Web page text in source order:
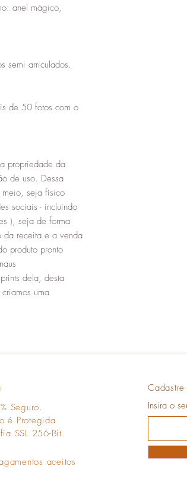
anel mágico,
semi arriculados.
de 50 fotos com o
propriedade da
de uso. Dessa
meio, seja físico
sociais - incluindo
), seja de forma
da receita e a venda
produto pronto
dela, desta
uma
Seguro.
é Protegida
SSL 256-Bit.
aceitos
Insira o